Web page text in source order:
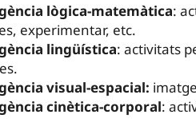
lògica-matemàtica:
experimentar, etc.
lingüística: activitats
visual-espacial:
cinètica-corporal: